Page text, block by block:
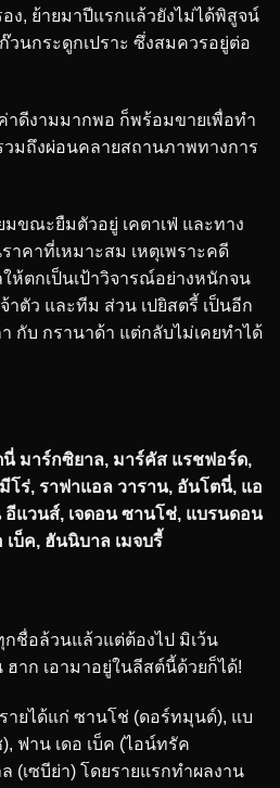
ง, ย้ายมาปีแรกแล้วยังไม่ได้พิสูจน์
วนกระดูกเปราะ ซึ่งสมควรอยู่ต่อ
าดีงามมากพอ ก็พร้อมขายเพื่อทำ
มถึงผ่อนคลายสถานภาพทางการ
ขณะยืมตัวอยู่ เคตาเฟ่ และทาง
คาที่เหมาะสม เหตุเพราะคดี
ห้ตกเป็นเป้าวิจารณ์อย่างหนักจน
าตัว และทีม ส่วน เปยิสตรี้ เป็นอีก
กับ กรานาด้า แต่กลับไม่เคยทำได้
มาร์กซิยาล, มาร์คัส แรชฟอร์ด,
โร่, ราฟาแอล วาราน, อันโตนี่, แอ
แวนส์, เจดอน ซานโช่, แบรนดอน
เบ็ค, ฮันนิบาล เมจบรี้
ชื่อล้วนแล้วแต่ต้องไป มิเว้น
ฮาก เอามาอยู่ในลีสต์นี้ด้วยก็ได้!
ายได้แก่ ซานโช่ (ดอร์ทมุนด์), แบ
ฟาน เดอ เบ็ค (ไอน์ทรัค
(เซบีย่า) โดยรายแรกทำผลงาน